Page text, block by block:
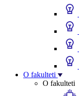
O fakulteti
O fakulteti